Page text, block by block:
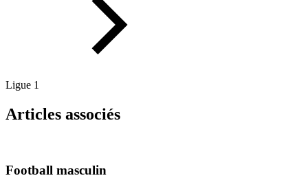
Ligue 1
Articles associés
Football masculin